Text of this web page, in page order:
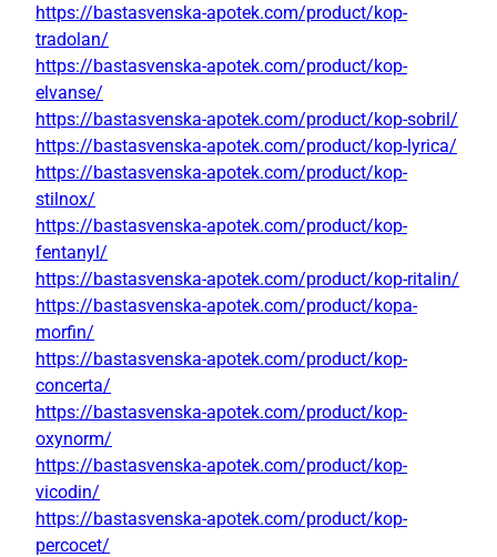
https://bastasvenska-apotek.com/product/kop-
tradolan/
https://bastasvenska-apotek.com/product/kop-
elvanse/
https://bastasvenska-apotek.com/product/kop-sobril/
https://bastasvenska-apotek.com/product/kop-lyrica/
https://bastasvenska-apotek.com/product/kop-
stilnox/
https://bastasvenska-apotek.com/product/kop-
fentanyl/
https://bastasvenska-apotek.com/product/kop-ritalin/
https://bastasvenska-apotek.com/product/kopa-
morfin/
https://bastasvenska-apotek.com/product/kop-
concerta/
https://bastasvenska-apotek.com/product/kop-
oxynorm/
https://bastasvenska-apotek.com/product/kop-
vicodin/
https://bastasvenska-apotek.com/product/kop-
percocet/